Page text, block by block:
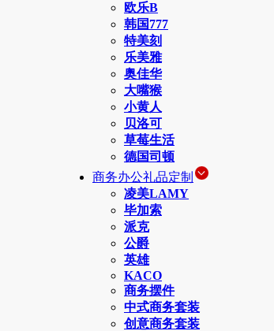
欧乐B
韩国777
特美刻
乐美雅
奥佳华
大嘴猴
小黄人
贝洛可
草莓生活
德国司顿
商务办公礼品定制
凌美LAMY
毕加索
派克
公爵
英雄
KACO
商务摆件
中式商务套装
创意商务套装